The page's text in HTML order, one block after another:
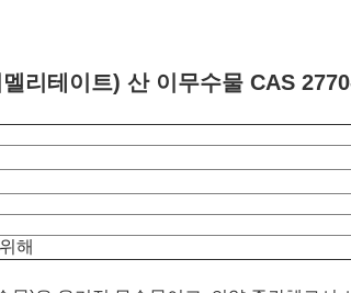
리테이트) 산 이무수물 CAS
해